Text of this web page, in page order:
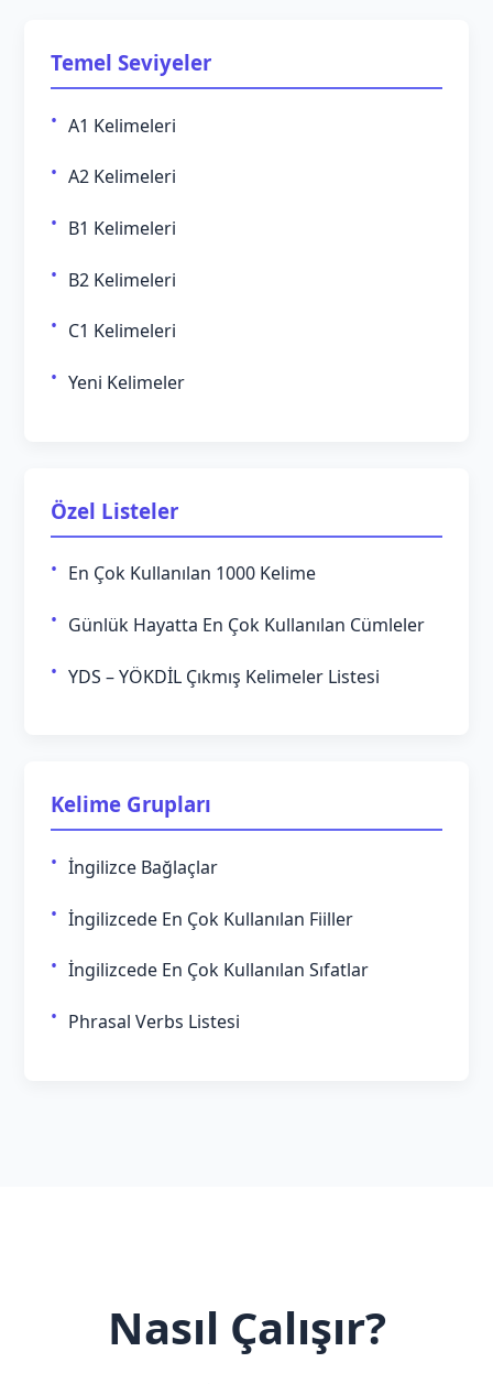
Temel Seviyeler
A1 Kelimeleri
A2 Kelimeleri
B1 Kelimeleri
B2 Kelimeleri
C1 Kelimeleri
Yeni Kelimeler
Özel Listeler
En Çok Kullanılan 1000 Kelime
Günlük Hayatta En Çok Kullanılan Cümleler
YDS – YÖKDİL Çıkmış Kelimeler Listesi
Kelime Grupları
İngilizce Bağlaçlar
İngilizcede En Çok Kullanılan Fiiller
İngilizcede En Çok Kullanılan Sıfatlar
Phrasal Verbs Listesi
Nasıl Çalışır?